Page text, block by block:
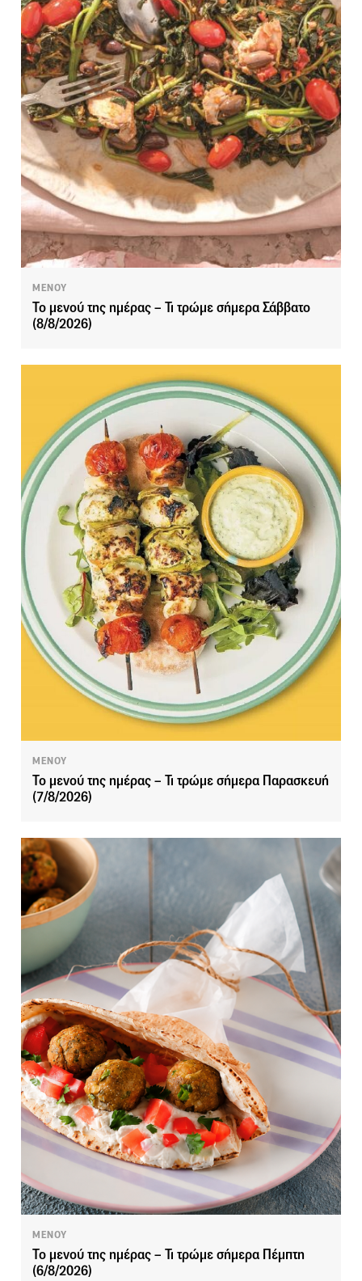
ΜΕΝΟΥ
Το μενού της ημέρας – Τι τρώμε σήμερα Σάββατο
(8/8/2026)
ΜΕΝΟΥ
Το μενού της ημέρας – Τι τρώμε σήμερα Παρασκευή
(7/8/2026)
ΜΕΝΟΥ
Το μενού της ημέρας – Τι τρώμε σήμερα Πέμπτη
(6/8/2026)